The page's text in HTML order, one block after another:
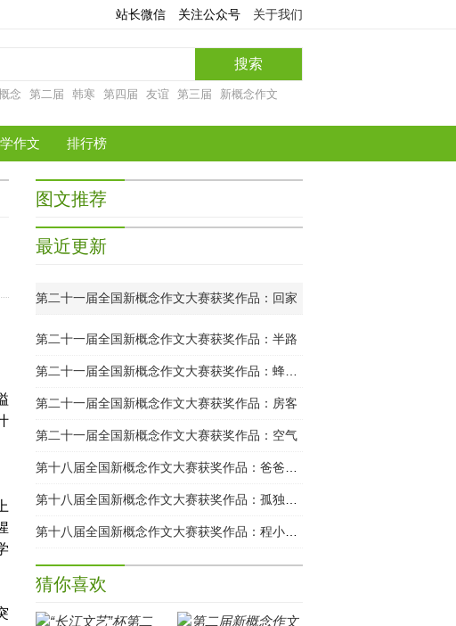
站长微信 关注公众号 关于我们
念 第二届 韩寒 第四届 友谊 第三届 新概念作文
作文 排行榜
图文推荐
最近更新
第二十一届全国新概念作文大赛获奖作品：回家
第二十一届全国新概念作文大赛获奖作品：半路
第二十一届全国新概念作文大赛获奖作品：房客
第二十一届全国新概念作文大赛获奖作品：空气
猜你喜欢